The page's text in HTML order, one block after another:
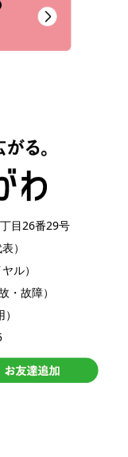
目26番29号
）
ル）
・故障）